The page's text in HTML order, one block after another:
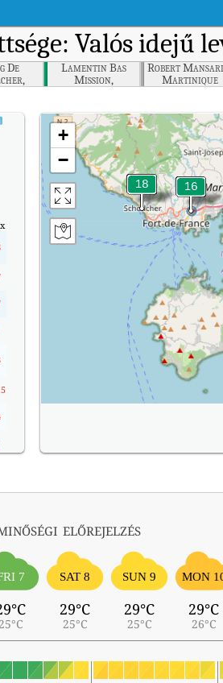
Valós idejű
De
Lamentin Bas
Mission,
Martinique
Robert
Martinique
indexe (AQI).
+
−
előrejelzés
7 SAT 8
29°C
25°C
SUN 9
29°C
25°C
MON
29°C
26°C